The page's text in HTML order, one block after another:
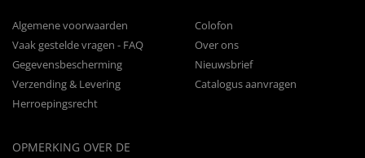
Algemene voorwaarden
Vaak gestelde vragen - FAQ
Gegevensbescherming
Verzending & Levering
Herroepingsrecht
OPMERKING OVER DE
Colofon
Over ons
Nieuwsbrief
Catalogus aanvragen